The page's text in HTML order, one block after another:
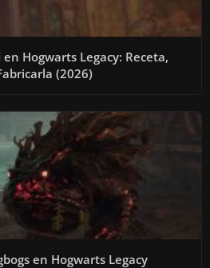
Hogwarts Legacy: Receta,
(2026)
en Hogwarts Legacy